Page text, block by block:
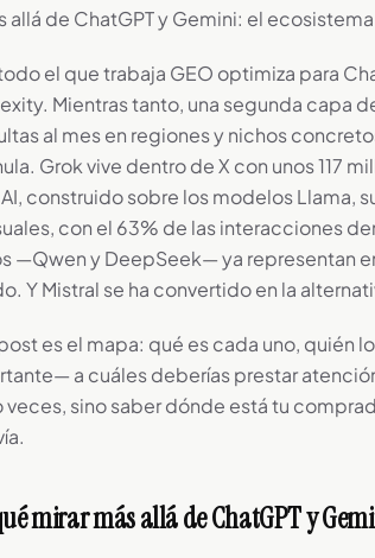
allá de ChatGPT y Gemini: el
el que trabaja GEO optimiza para
Mientras tanto, una segunda capa
al mes en regiones y nichos
Grok vive dentro de X con unos 117
construido sobre los modelos Llama,
con el 63% de las interacciones
—Qwen y DeepSeek— ya representan
Y Mistral se ha convertido en la
es el mapa: qué es cada uno, quién
a cuáles deberías prestar
veces, sino saber dónde está tu
mirar más allá de ChatGPT y